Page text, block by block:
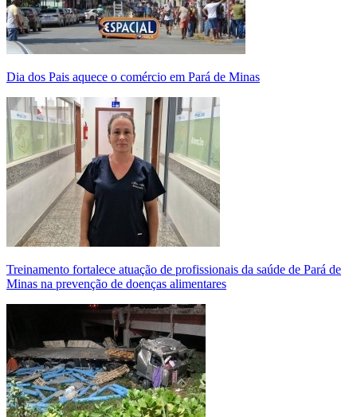
Dia dos Pais aquece o comércio em Pará de Minas
Treinamento fortalece atuação de profissionais da saúde de Pará de
Minas na prevenção de doenças alimentares